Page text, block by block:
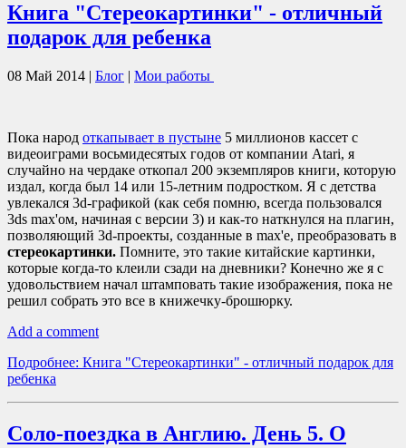
Книга "Стереокартинки" - отличный
подарок для ребенка
08 Май 2014 | Блог | Мои работы
Пока народ откапывает в пустыне 5 миллионов кассет с
видеоиграми восьмидесятых годов от компании Atari, я
случайно на чердаке откопал 200 экземпляров книги, которую
издал, когда был 14 или 15-летним подростком. Я с детства
увлекался 3d-графикой (как себя помню, всегда пользовался
3ds max'ом, начиная с версии 3) и как-то наткнулся на плагин,
позволяющий 3d-проекты, созданные в max'е, преобразовать в
стереокартинки. Помните, это такие китайские картинки,
которые когда-то клеили сзади на дневники? Конечно же я с
удовольствием начал штамповать такие изображения, пока не
решил собрать это все в книжечку-брошюрку.
Add a comment
Подробнее: Книга "Стереокартинки" - отличный подарок для
ребенка
Соло-поездка в Англию. День 5. О